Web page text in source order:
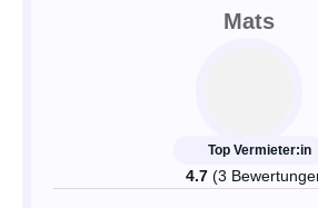
Mats
Top Vermieter:in
4.7 (3